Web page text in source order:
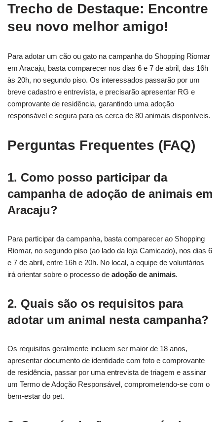
Trecho de Destaque: Encontre
seu novo melhor amigo!
Para adotar um cão ou gato na campanha do Shopping Riomar
em Aracaju, basta comparecer nos dias 6 e 7 de abril, das 16h
às 20h, no segundo piso. Os interessados passarão por um
breve cadastro e entrevista, e precisarão apresentar RG e
comprovante de residência, garantindo uma adoção
responsável e segura para os cerca de 80 animais disponíveis.
Perguntas Frequentes (FAQ)
1. Como posso participar da
campanha de adoção de animais em
Aracaju?
Para participar da campanha, basta comparecer ao Shopping
Riomar, no segundo piso (ao lado da loja Camicado), nos dias 6
e 7 de abril, entre 16h e 20h. No local, a equipe de voluntários
irá orientar sobre o processo de adoção de animais.
2. Quais são os requisitos para
adotar um animal nesta campanha?
Os requisitos geralmente incluem ser maior de 18 anos,
apresentar documento de identidade com foto e comprovante
de residência, passar por uma entrevista de triagem e assinar
um Termo de Adoção Responsável, comprometendo-se com o
bem-estar do pet.